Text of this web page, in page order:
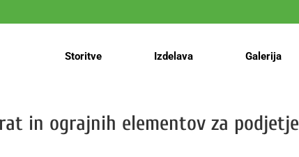
Storitve Izdelava Galerija
in ograjnih elementov za podjetje